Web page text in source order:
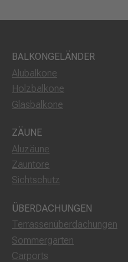
BALKONGELÄNDER
Alubalkone
Holzbalkone
Glasbalkone
ZÄUNE
Aluzäune
Zauntore
Sichtschutz
ÜBERDACHUNGEN
Terrassenüberdachungen
Sommergarten
Carports